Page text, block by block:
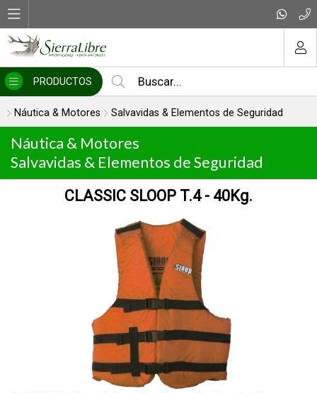
PRODUCTOS
Náutica & Motores Salvavidas & Elementos de Seguridad
Náutica & Motores
Salvavidas & Elementos de Seguridad
CLASSIC SLOOP T.10 -